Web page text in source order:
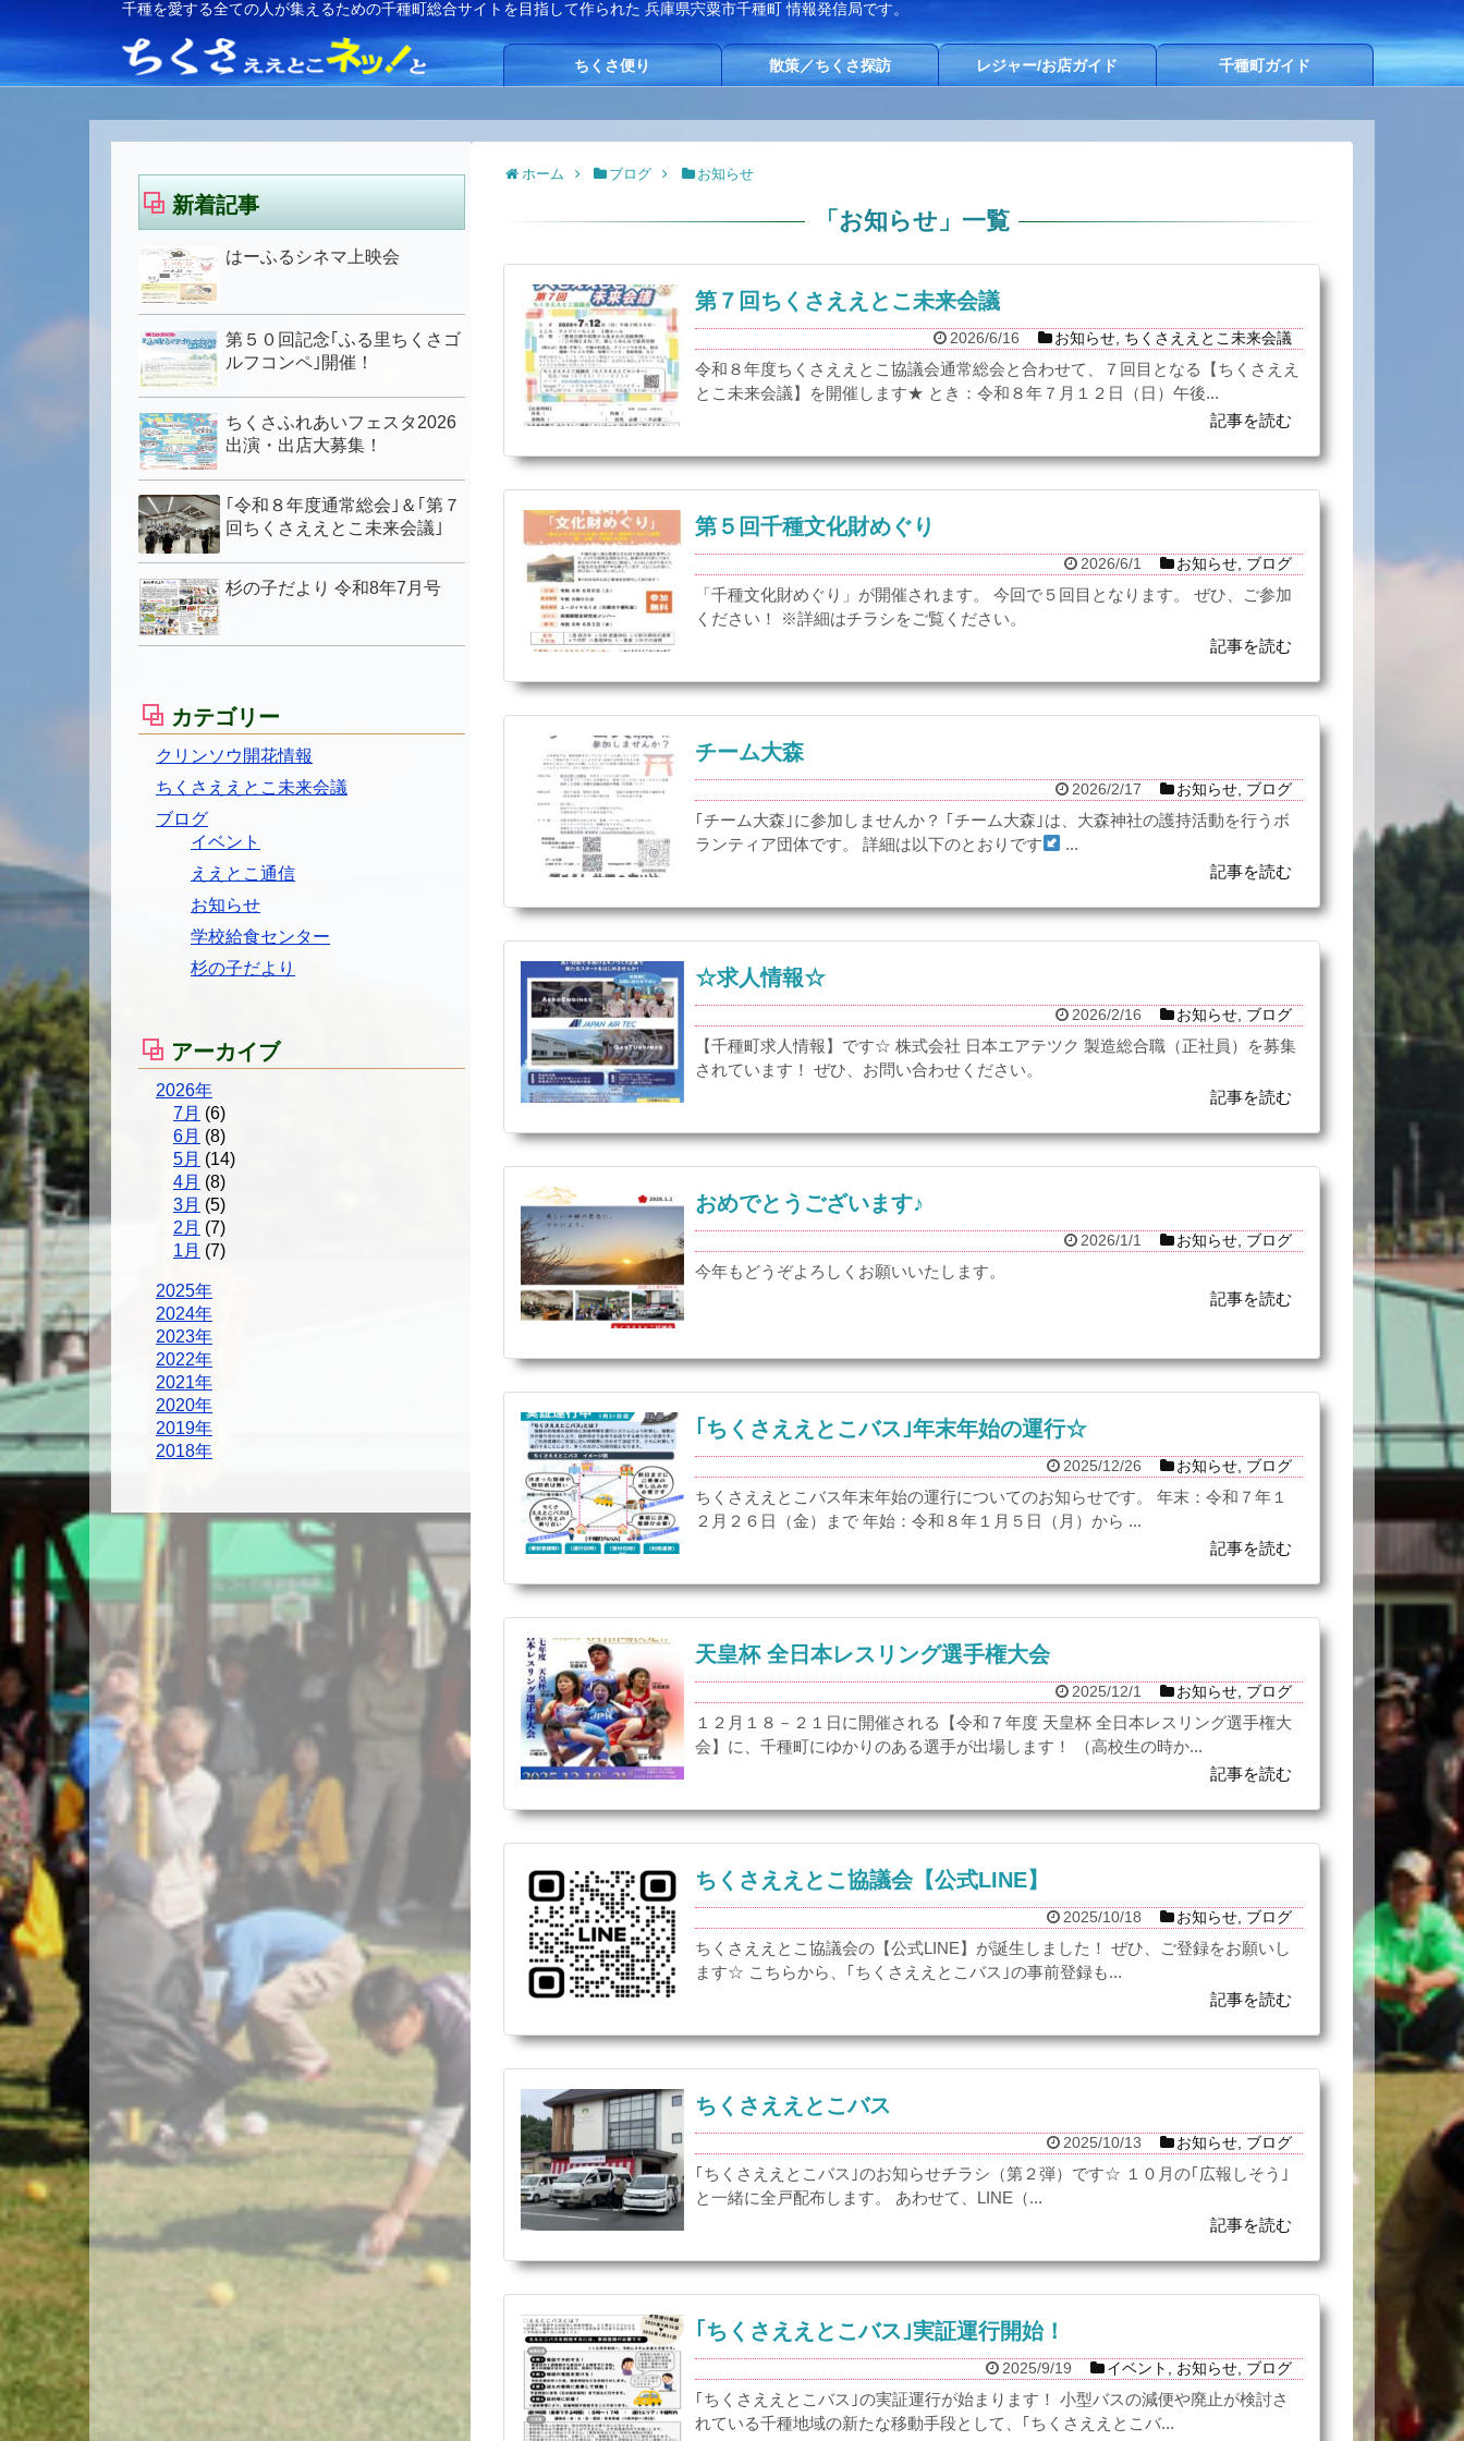
千種を愛する全ての人が集えるための千種町総合サイトを目指して作られた 兵庫県宍粟市千種町 情報発信局です。
ちくさ便り 散策／ちくさ探訪 レジャー/お店ガイド 千種町ガイド
ホーム ブログ お知らせ
「 お知らせ 」 一覧
第７回ちくさええとこ未来会議
2026/6/16 お知らせ ちくさええとこ未来会議
令和８年度ちくさええとこ協議会通常総会と合わせて、７回目となる【ちくさええ
とこ未来会議】を開催します★ とき：令和８年７月１２日（日）午後...
記事を読む
第５回千種文化財めぐり
2026/6/1 お知らせ ブログ
「千種文化財めぐり」が開催されます。 今回で５回目となります。 ぜひ、ご参加
ください！ ※詳細はチラシをご覧ください。
記事を読む
チーム大森
2026/2/17 お知らせ ブログ
｢チーム大森｣に参加しませんか？ ｢チーム大森｣は、大森神社の護持活動を行うボ
ランティア団体です。 詳細は以下のとおりです
...
記事を読む
☆求人情報☆
2026/2/16 お知らせ ブログ
【千種町求人情報】です☆ 株式会社 日本エアテツク 製造総合職（正社員）を募集
されています！ ぜひ、お問い合わせください。
記事を読む
おめでとうございます♪
2026/1/1 お知らせ ブログ
今年もどうぞよろしくお願いいたします。
記事を読む
｢ちくさええとこバス｣年末年始の運行☆
2025/12/26 お知らせ ブログ
ちくさええとこバス年末年始の運行についてのお知らせです。 年末：令和７年１
２月２６日（金）まで 年始：令和８年１月５日（月）から ...
記事を読む
天皇杯 全日本レスリング選手権大会
2025/12/1 お知らせ ブログ
１２月１８－２１日に開催される【令和７年度 天皇杯 全日本レスリング選手権大
会】に、千種町にゆかりのある選手が出場します！ （高校生の時か...
記事を読む
ちくさええとこ協議会【公式LINE】
2025/10/18 お知らせ ブログ
ちくさええとこ協議会の【公式LINE】が誕生しました！ ぜひ、ご登録をお願いし
ます☆ こちらから、｢ちくさええとこバス｣の事前登録も...
記事を読む
ちくさええとこバス
2025/10/13 お知らせ ブログ
｢ちくさええとこバス｣のお知らせチラシ（第２弾）です☆ １０月の｢広報しそう｣
と一緒に全戸配布します。 あわせて、LINE（...
記事を読む
｢ちくさええとこバス｣実証運行開始！
2025/9/19 イベント お知らせ ブログ
｢ちくさええとこバス｣の実証運行が始まります！ 小型バスの減便や廃止が検討さ
れている千種地域の新たな移動手段として、｢ちくさええとこバ...
新着記事
はーふるシネマ上映会
第５０回記念｢ふる里ちくさゴ
ルフコンペ｣開催！
ちくさふれあいフェスタ2026
出演・出店大募集！
｢令和８年度通常総会｣＆｢第７
回ちくさええとこ未来会議｣
杉の子だより 令和8年7月号
カテゴリー
クリンソウ開花情報
ちくさええとこ未来会議
ブログ
イベント
ええとこ通信
お知らせ
学校給食センター
杉の子だより
アーカイブ
2026年
7月 (6)
6月 (8)
5月 (14)
4月 (8)
3月 (5)
2月 (7)
1月 (7)
2025年
2024年
2023年
2022年
2021年
2020年
2019年
2018年